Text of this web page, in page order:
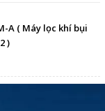
A ( Máy lọc khí bụi
)